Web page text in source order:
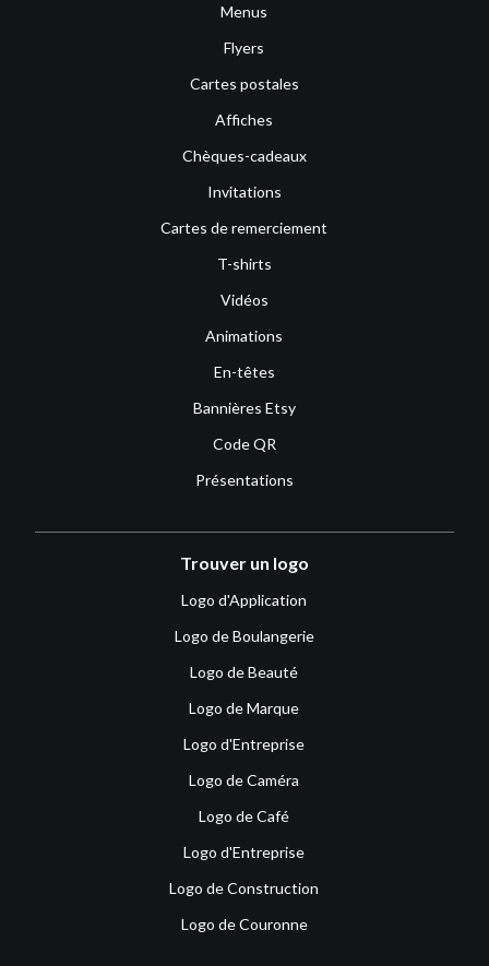
Menus
Flyers
Cartes postales
Affiches
Chèques-cadeaux
Invitations
Cartes de remerciement
T-shirts
Vidéos
Animations
En-têtes
Bannières Etsy
Code QR
Présentations
Trouver un logo
Logo d'Application
Logo de Boulangerie
Logo de Beauté
Logo de Marque
Logo d'Entreprise
Logo de Caméra
Logo de Café
Logo d'Entreprise
Logo de Construction
Logo de Couronne